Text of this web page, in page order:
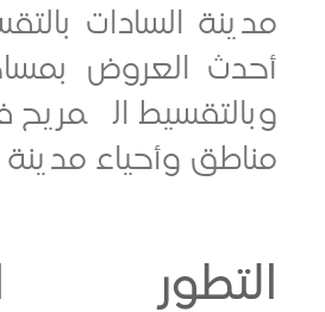
السادات بالتقسيط،
العروض بمساحات
المريح في
وأحياء مدينة السادات